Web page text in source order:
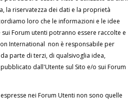
la riservatezza dei dati e la proprietà
loro che le informazioni e le idee
Forum utenti potranno essere raccolte e
International non è responsabile per
parte di terzi, di qualsivoglia idea,
dall'Utente sul Sito e/o sui Forum
nei Forum Utenti non sono quelle